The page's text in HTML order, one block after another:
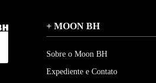
+ MOON BH
Sobre o Moon BH
Expediente e Contato